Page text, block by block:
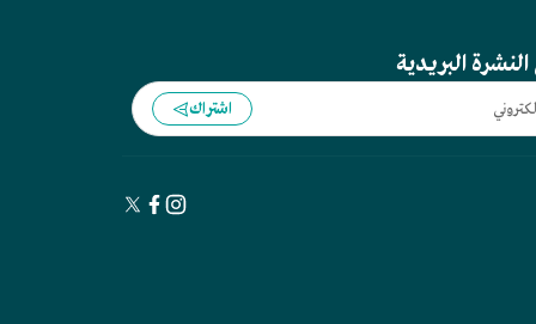
البريدية
اشتراك